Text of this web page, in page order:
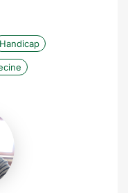
Handicap